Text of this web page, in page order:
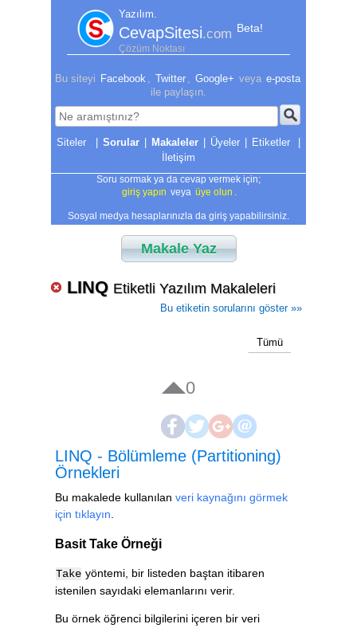
Yazılım.
CevapSitesi.com Beta!
Çözüm Noktası
Bu siteyi Facebook Twitter Google+ veya e-posta
ile paylaşın.
| Sorular | Makaleler | Üyeler | Etiketler
|
İletişim
Soru sormak ya da cevap vermek için;
giriş yapın veya üye olun
Sosyal medya hesaplarınızla da giriş yapabilirsiniz.
Makale Yaz
LINQ Etiketli Yazılım Makaleleri
Bu etiketin sorularını göster »»
Tümü
0
LINQ - Bölümleme (Partitioning)
Örnekleri
Bu makalede kullanılan veri kaynağını görmek
için tıklayın
Basit Take Örneği
Take yöntemi, bir listeden baştan itibaren
istenilen sayıdaki elemanlarını verir.
Bu örnek öğrenci bilgilerini içeren bir veri